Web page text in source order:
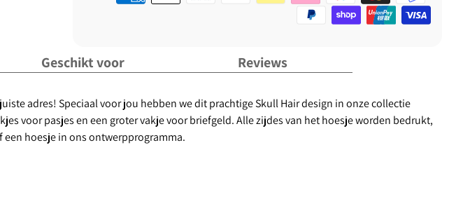
Geschikt voor Reviews
adres! Speciaal voor jou hebben we dit prachtige Skull Hair design in onze collectie
voor pasjes en een groter vakje voor briefgeld. Alle zijdes van het hoesje worden bedrukt,
hoesje in ons ontwerpprogramma.